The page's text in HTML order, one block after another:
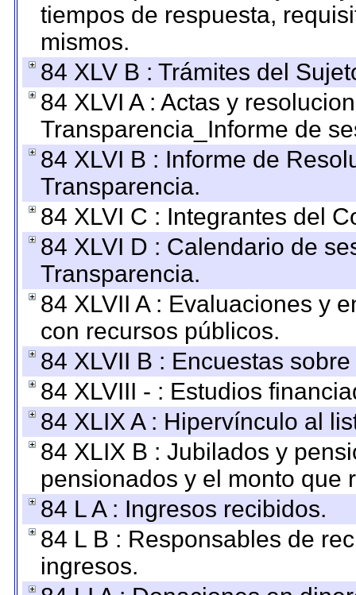
tiempos de respuesta,
mismos.
84 XLV B : Trámites del
84 XLVI A : Actas y
Transparencia_Informe de
84 XLVI B : Informe de
Transparencia.
84 XLVI C : Integrantes del
84 XLVI D : Calendario de
Transparencia.
84 XLVII A : Evaluaciones y
con recursos públicos.
84 XLVII B : Encuestas
84 XLVIII - : Estudios
84 XLIX A : Hipervínculo al
84 XLIX B : Jubilados y
pensionados y el monto que
84 L A : Ingresos recibidos.
84 L B : Responsables de
ingresos.